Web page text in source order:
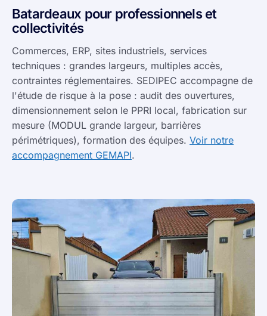
Batardeaux pour professionnels et
collectivités
Commerces, ERP, sites industriels, services
techniques : grandes largeurs, multiples accès,
contraintes réglementaires. SEDIPEC accompagne de
l'étude de risque à la pose : audit des ouvertures,
dimensionnement selon le PPRI local, fabrication sur
mesure (MODUL grande largeur, barrières
périmétriques), formation des équipes. Voir notre
accompagnement GEMAPI.